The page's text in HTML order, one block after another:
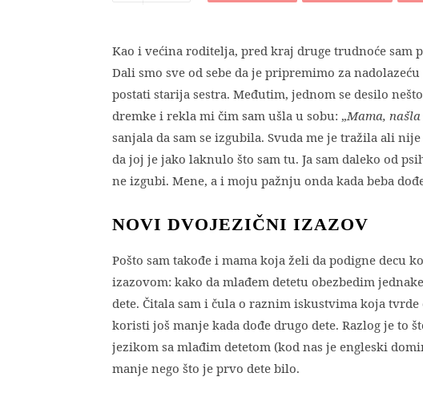
Kao i većina roditelja, pred kraj druge trudnoće sam
Dali smo sve od sebe da je pripremimo za
postati starija sestra. Međutim, jednom se desilo
dremke i rekla mi čim sam ušla u sobu: „Mama, našla
sanjala da sam se izgubila. Svuda me je tražila ali
da joj je jako laknulo što sam tu. Ja sam daleko od
ne izgubi. Mene, a i moju pažnju onda kada beba
NOVI DVOJEZIČNI IZAZOV
Pošto sam takođe i mama koja želi da podigne decu
izazovom: kako da mlađem detetu obezbedim
dete. Čitala sam i čula o raznim iskustvima koja
koristi još manje kada dođe drugo dete. Razlog je
jezikom sa mlađim detetom (kod nas je engleski
manje nego što je prvo dete bilo.